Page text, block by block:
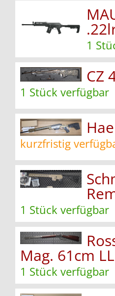
1
CZ
1 Stück verfügbar
kurzfristig
1 Stück verfügbar
Mag. 61cm
1 Stück verfügbar